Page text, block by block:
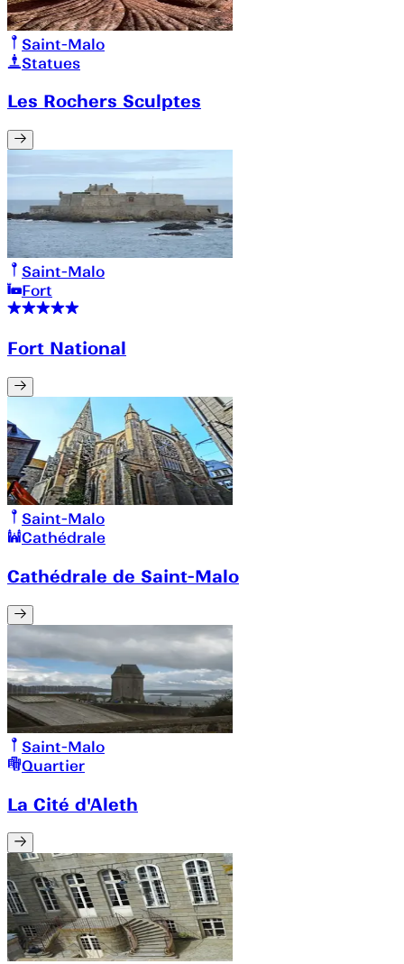
Saint-Malo
Statues
Les Rochers Sculptes
Saint-Malo
Fort
Fort National
Saint-Malo
Cathédrale
Cathédrale de Saint-Malo
Saint-Malo
Quartier
La Cité d'Aleth